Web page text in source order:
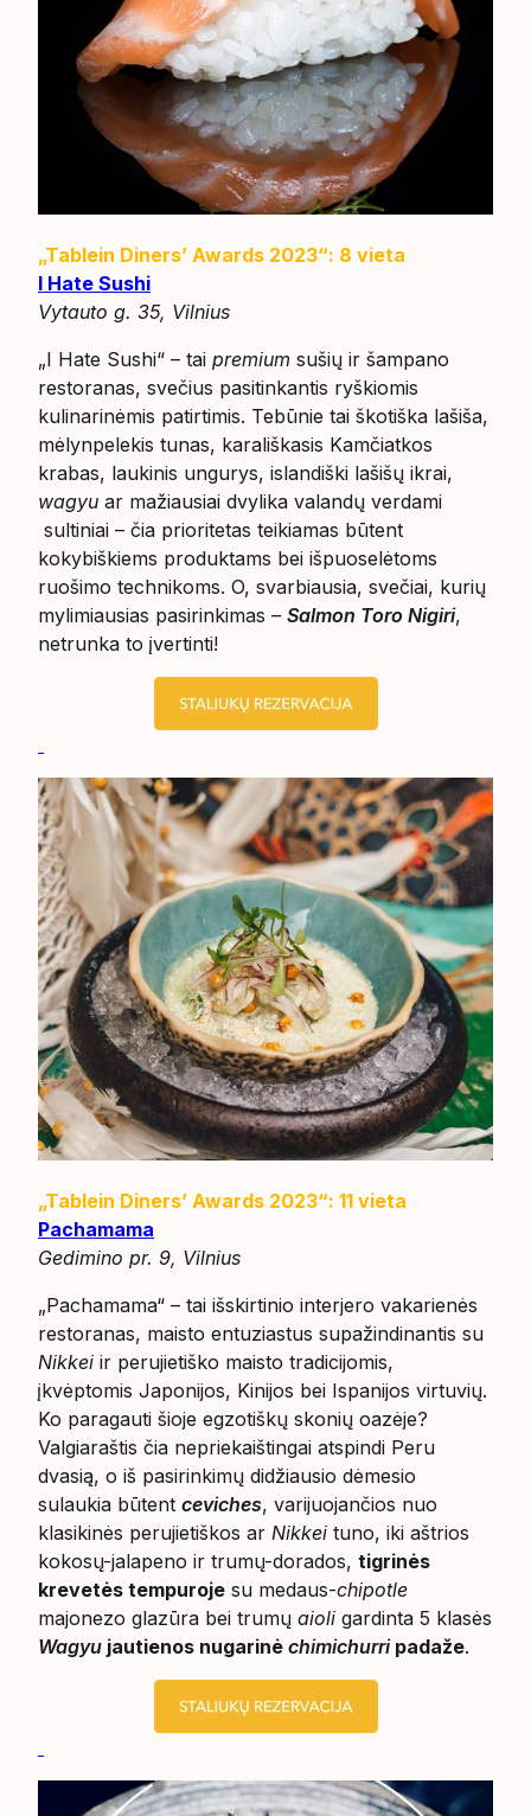
„Tablein Diners’ Awards 2023“: 8 vieta
I Hate Sushi
Vytauto g. 35, Vilnius
„I Hate Sushi“ – tai premium sušių ir šampano
restoranas, svečius pasitinkantis ryškiomis
kulinarinėmis patirtimis. Tebūnie tai škotiška lašiša,
mėlynpelekis tunas, karališkasis Kamčiatkos
krabas, laukinis ungurys, islandiški lašišų ikrai,
wagyu ar mažiausiai dvylika valandų verdami
sultiniai – čia prioritetas teikiamas būtent
kokybiškiems produktams bei išpuoselėtoms
ruošimo technikoms. O, svarbiausia, svečiai, kurių
mylimiausias pasirinkimas – Salmon Toro Nigiri,
netrunka to įvertinti!
„Tablein Diners’ Awards 2023“: 11 vieta
Pachamama
Gedimino pr. 9, Vilnius
„Pachamama“ – tai išskirtinio interjero vakarienės
restoranas, maisto entuziastus supažindinantis su
Nikkei ir perujietiško maisto tradicijomis,
įkvėptomis Japonijos, Kinijos bei Ispanijos virtuvių.
Ko paragauti šioje egzotiškų skonių oazėje?
Valgiaraštis čia nepriekaištingai atspindi Peru
dvasią, o iš pasirinkimų didžiausio dėmesio
sulaukia būtent ceviches, varijuojančios nuo
klasikinės perujietiškos ar Nikkei tuno, iki aštrios
kokosų-jalapeno ir trumų-dorados, tigrinės
krevetės tempuroje su medaus-chipotle
majonezo glazūra bei trumų aioli gardinta 5 klasės
Wagyu jautienos nugarinė chimichurri padaže.